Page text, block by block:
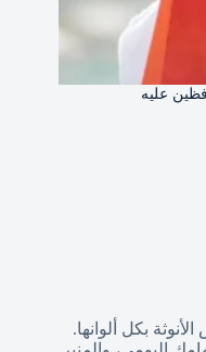
عليه
بكل ألوانها.